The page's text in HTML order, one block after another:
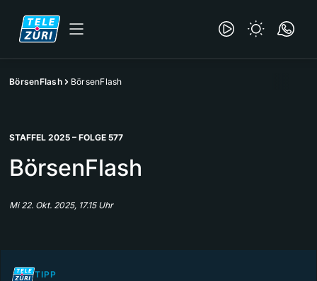
BörsenFlash BörsenFlash
STAFFEL 2025 – FOLGE 577
BörsenFlash
Mi 22. Okt. 2025, 17.15 Uhr
TIPP